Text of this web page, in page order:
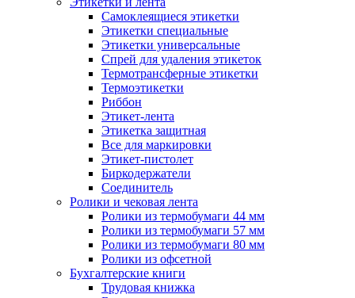
Самоклеящиеся этикетки
Этикетки специальные
Этикетки универсальные
Спрей для удаления этикеток
Термотрансферные этикетки
Термоэтикетки
Риббон
Этикет-лента
Этикетка защитная
Все для маркировки
Этикет-пистолет
Биркодержатели
Соединитель
Ролики и чековая лента
Ролики из термобумаги 44 мм
Ролики из термобумаги 57 мм
Ролики из термобумаги 80 мм
Ролики из офсетной
Бухгалтерские книги
Трудовая книжка